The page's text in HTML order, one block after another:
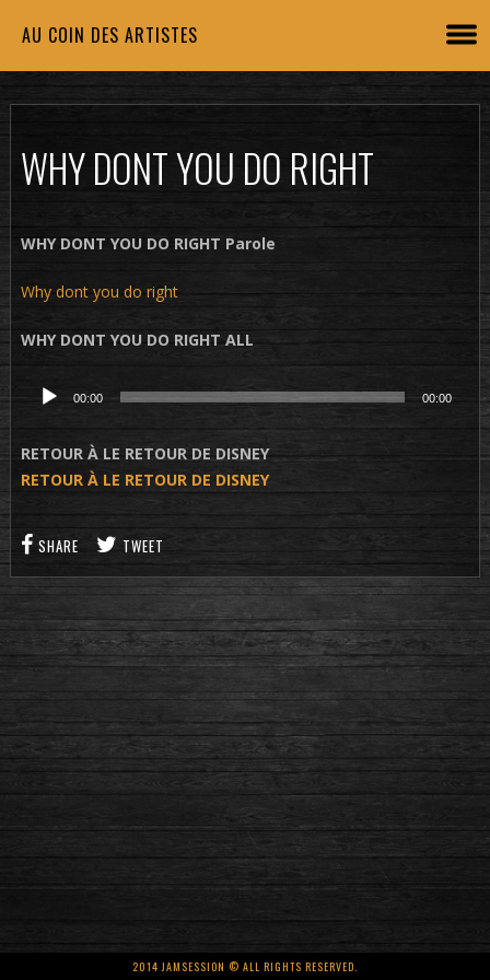
AU COIN DES ARTISTES
WHY DONT YOU DO RIGHT
WHY DONT YOU DO RIGHT Parole
Why dont you do right
WHY DONT YOU DO RIGHT ALL
Lecteur
00:00 00:00
RETOUR À LE RETOUR DE DISNEY
RETOUR À LE RETOUR DE DISNEY
SHARE TWEET
2014 JAMSESSION © ALL RIGHTS RESERVED.